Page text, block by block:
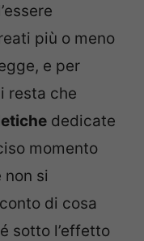
più o meno
e per
resta che
dedicate
momento
si
di cosa
sotto l’effetto